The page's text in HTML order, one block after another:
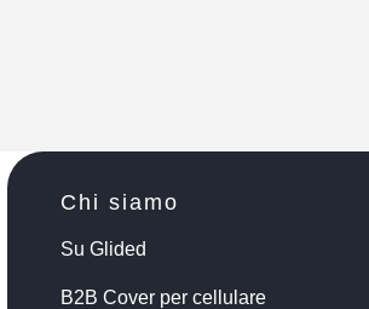
Chi siamo
Su Glided
B2B Cover per cellulare